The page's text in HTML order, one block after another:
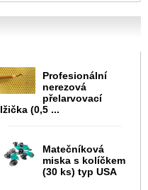
Profesionální
nerezová
přelarvovací
lžička (0,5 ...
Matečníková
miska s kolíčkem
(30 ks) typ USA